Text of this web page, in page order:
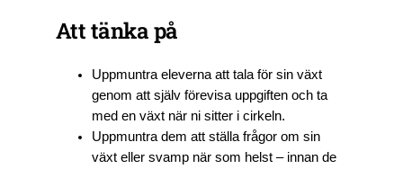
Att tänka på
Uppmuntra eleverna att tala för sin växt
genom att själv förevisa uppgiften och ta
med en växt när ni sitter i cirkeln.
Uppmuntra dem att ställa frågor om sin
växt eller svamp när som helst – innan de